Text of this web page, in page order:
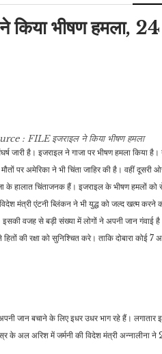
किया भीषण हमला,
: FILEइजराइल ने किया भीषण हमला
जारी है। इजराइल ने गाजा पर भीषण हमला किया
पर अमेरिका ने भी चिंता जाहिर की है। वहीं
हालात चिंताजनक हैं। इजराइल के भीषण हमलों को
मंत्री एंटनी ब्लिंकन ने भी युद्ध को जल्द खत्म करने
वजह से बड़ी संख्या में लोगों ने अपनी जान गंवाई
की रक्षा को सुनिश्चित करे। ताकि दोबारा
जान बचाने के लिए इधर उधर भाग रहे हैं। लगातार
के अल अरिश में जर्मनी की विदेश मंत्री अन्नालीना